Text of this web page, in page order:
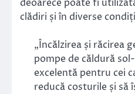
deoarece poate fi
clădiri și în diverse
„Încălzirea și răcirea
pompe de căldură
excelentă pentru cei
reducă costurile și să